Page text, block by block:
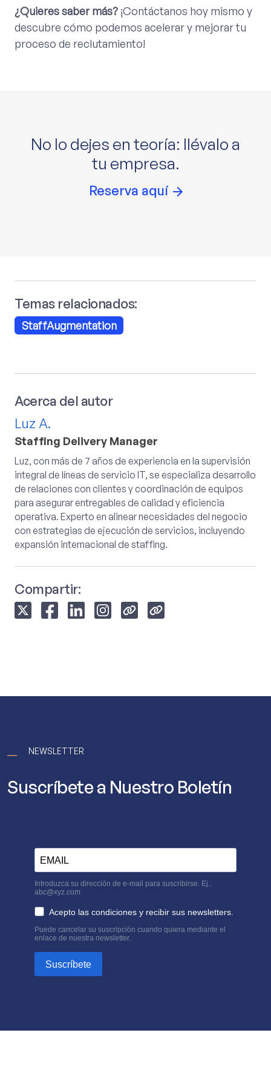
¿Quieres saber más? ¡Contáctanos hoy mismo y
descubre cómo podemos acelerar y mejorar tu
proceso de reclutamiento!
No lo dejes en teoría: llévalo a
tu empresa.
Reserva aquí
Temas relacionados:
StaffAugmentation
Acerca del autor
Luz A.
Staffing Delivery Manager
Luz, con más de 7 años de experiencia en la supervisión
integral de líneas de servicio IT, se especializa desarrollo
de relaciones con clientes y coordinación de equipos
para asegurar entregables de calidad y eficiencia
operativa. Experto en alinear necesidades del negocio
con estrategias de ejecución de servicios, incluyendo
expansión internacional de staffing.
Compartir:
NEWSLETTER
Suscríbete a Nuestro Boletín